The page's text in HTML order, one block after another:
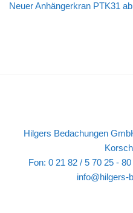
Neuer Anhängerkran PTK31
Hilgers Bedachungen
Fon: 0 21 82 / 5 70 25 -
info@hilgers-